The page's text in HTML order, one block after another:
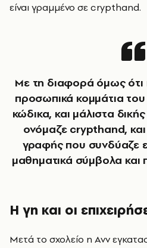
είναι γραμμένο σε crypthand.
Με τη διαφορά όμως ότι η Ανν έγραφε τα πιο
προσωπικά κομμάτια
κώδικα, και μάλιστα
ονόμαζε crypthand,
γραφής που συνδύαζε
μαθηματικά σύμβολα και
Η γη και οι
Μετά το σχολείο η Ανν